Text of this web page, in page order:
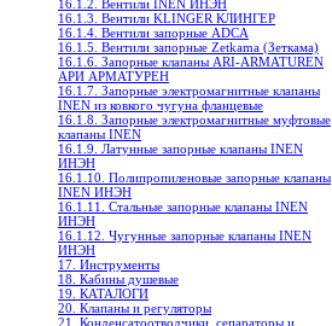
16.1.2. Вентили INEN ИНЭН
16.1.3. Вентили KLINGER КЛИНГЕР
16.1.4. Вентили запорные ADCA
16.1.5. Вентили запорные Zetkama (Зеткама)
16.1.6. Запорные клапаны ARI-ARMATUREN
АРИ АРМАТУРЕН
16.1.7. Запорные электромагнитные клапаны
INEN из ковкого чугуна фланцевые
16.1.8. Запорные электромагнитные муфтовые
клапаны INEN
16.1.9. Латунные запорные клапаны INEN
ИНЭН
16.1.10. Полипропиленовые запорные клапаны
INEN ИНЭН
16.1.11. Стальные запорные клапаны INEN
ИНЭН
16.1.12. Чугунные запорные клапаны INEN
ИНЭН
17. Инструменты
18. Кабины душевые
19. КАТАЛОГИ
20. Клапаны и регуляторы
21. Конденсатоотводчики, сепараторы и